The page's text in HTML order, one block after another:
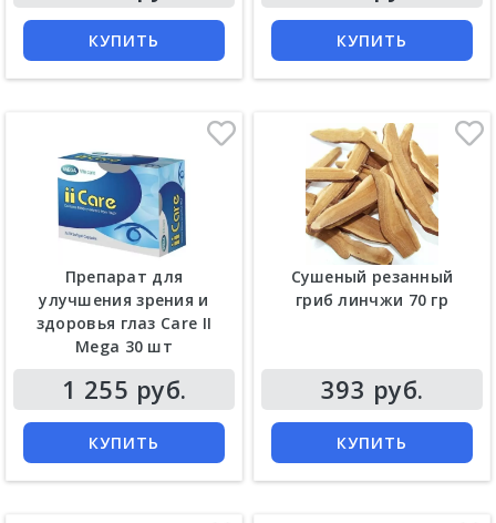
КУПИТЬ КУПИТЬ
Препарат для
улучшения зрения и
здоровья глаз Care II
Mega 30 шт
1 255 руб.
КУПИТЬ
Сушеный резанный
гриб линчжи 70 гр
393 руб.
КУПИТЬ